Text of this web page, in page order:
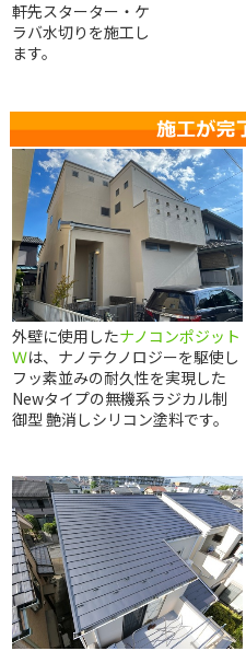
軒先スターター・ケ
ラバ水切りを施工し
ます。
外壁に使用したナノコンポジット
Ｗは、ナノテクノロジーを駆使し
フッ素並みの耐久性を実現した
Newタイプの無機系ラジカル制
御型 艶消しシリコン塗料です。